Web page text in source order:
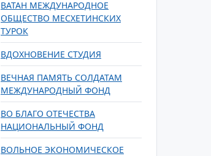
ВАТАН МЕЖДУНАРОДНОЕ
ОБЩЕСТВО МЕСХЕТИНСКИХ
ТУРОК
ВДОХНОВЕНИЕ СТУДИЯ
ВЕЧНАЯ ПАМЯТЬ СОЛДАТАМ
МЕЖДУНАРОДНЫЙ ФОНД
ВО БЛАГО ОТЕЧЕСТВА
НАЦИОНАЛЬНЫЙ ФОНД
ВОЛЬНОЕ ЭКОНОМИЧЕСКОЕ